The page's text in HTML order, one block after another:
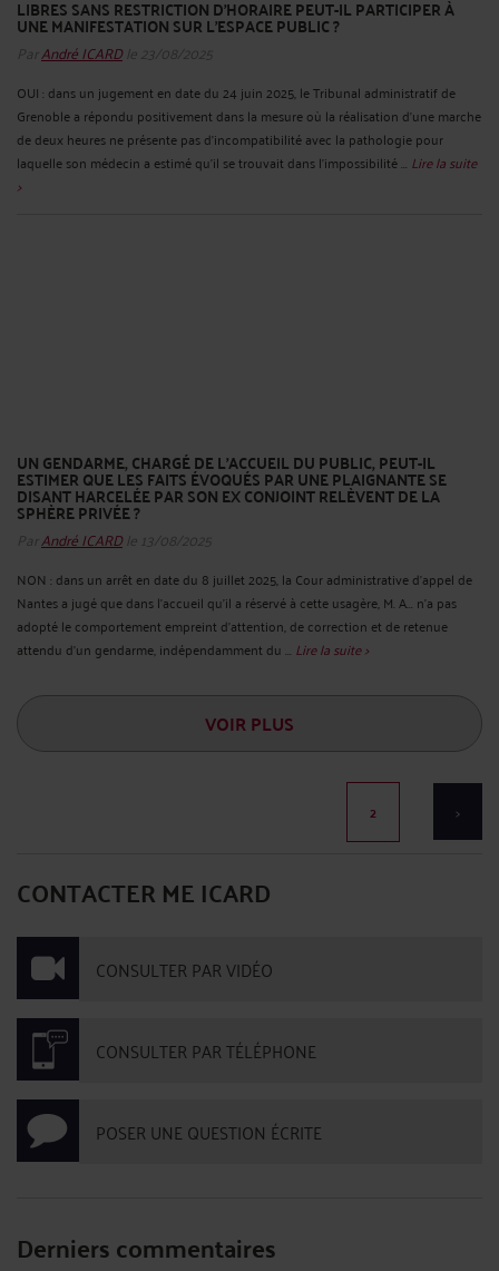
LIBRES SANS RESTRICTION D’HORAIRE PEUT-IL PARTICIPER À
UNE MANIFESTATION SUR L'ESPACE PUBLIC ?
ParAndré ICARDle 23/08/2025
OUI : dans un jugement en date du 24 juin 2025, le Tribunal administratif de
Grenoble a répondu positivement dans la mesure où la réalisation d'une marche
de deux heures ne présente pas d'incompatibilité avec la pathologie pour
laquelle son médecin a estimé qu'il se trouvait dans l'impossibilité ... Lire la suite
>
UN GENDARME, CHARGÉ DE L’ACCUEIL DU PUBLIC, PEUT-IL
ESTIMER QUE LES FAITS ÉVOQUÉS PAR UNE PLAIGNANTE SE
DISANT HARCELÉE PAR SON EX CONJOINT RELÈVENT DE LA
SPHÈRE PRIVÉE ?
ParAndré ICARDle 13/08/2025
NON : dans un arrêt en date du 8 juillet 2025, la Cour administrative d’appel de
Nantes a jugé que dans l'accueil qu'il a réservé à cette usagère, M. A... n'a pas
adopté le comportement empreint d'attention, de correction et de retenue
attendu d'un gendarme, indépendamment du ... Lire la suite >
VOIR PLUS
2 >
CONTACTER ME ICARD
CONSULTER PAR VIDÉO
CONSULTER PAR TÉLÉPHONE
POSER UNE QUESTION ÉCRITE
Derniers commentaires